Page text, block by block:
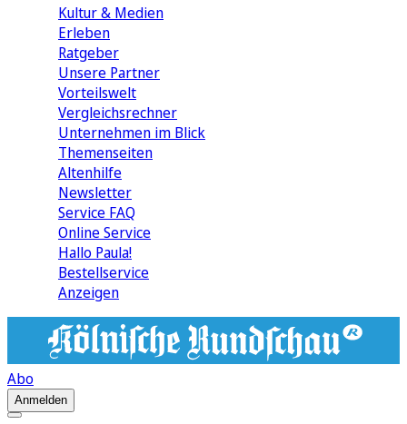
Kultur & Medien
Erleben
Ratgeber
Unsere Partner
Vorteilswelt
Vergleichsrechner
Unternehmen im Blick
Themenseiten
Altenhilfe
Newsletter
Service FAQ
Online Service
Hallo Paula!
Bestellservice
Anzeigen
Abo
Anmelden